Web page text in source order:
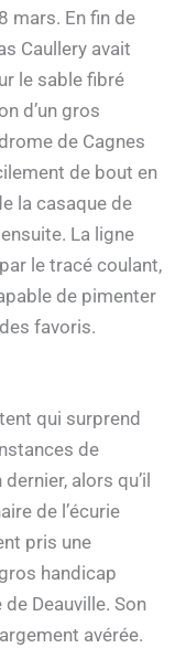
mars. En fin de
Caullery avait
le sable fibré
d’un gros
de Cagnes
de bout en
la casaque de
La ligne
le tracé coulant,
de pimenter
favoris.
qui surprend
de
alors qu’il
de l’écurie
pris une
handicap
Deauville. Son
avérée.